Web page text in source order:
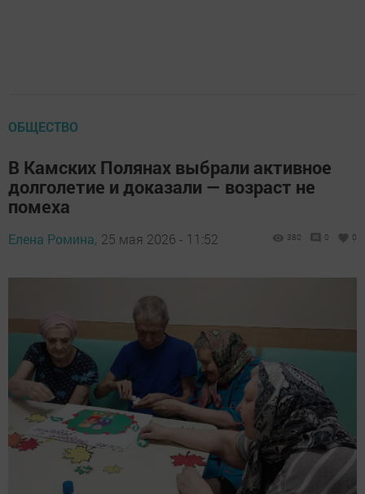
ОБЩЕСТВО
В Камских Полянах выбрали активное
долголетие и доказали — возраст не
помеха
Елена Ромина, 25 мая 2026 - 11:52 380 0 0